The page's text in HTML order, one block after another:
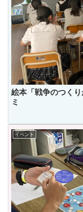
絵本「戦争のつく
ミ
イベント